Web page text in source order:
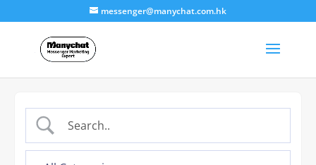
messenger@manychat.com.hk